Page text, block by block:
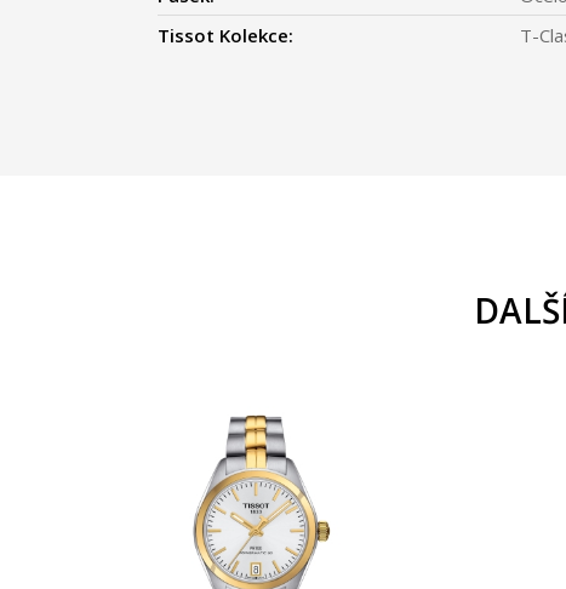
Tissot Kolekce:
T-